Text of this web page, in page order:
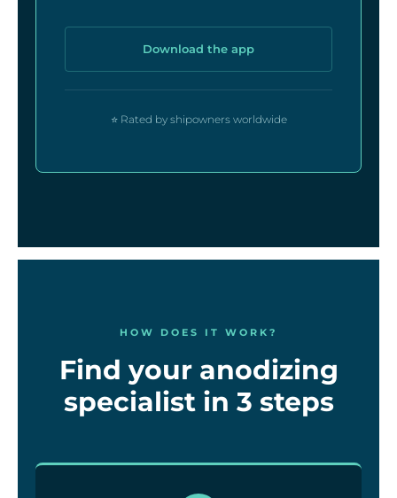
Download the app
⭐ Rated by shipowners worldwide
HOW DOES IT WORK?
Find your anodizing
specialist in 3 steps